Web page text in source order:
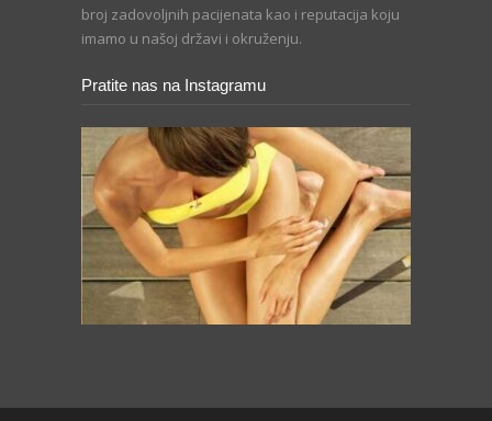
broj zadovoljnih pacijenata kao i reputacija koju
imamo u našoj državi i okruženju.
Pratite nas na Instagramu